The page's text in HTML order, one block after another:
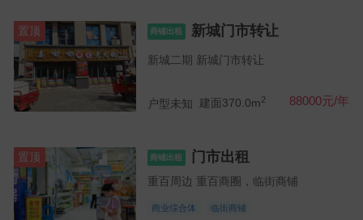
置顶 商铺出租 新城门市转让
新城二期 新城门市转让
户型未知 建面370.0m2 88000元/年
置顶 商铺出租 门市出租
重百周边 重百商圈，临街商铺
商业综合体 临街商铺